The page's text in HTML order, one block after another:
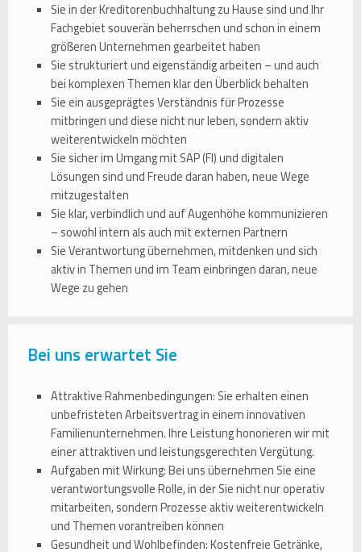
Sie in der Kreditorenbuchhaltung zu Hause sind und Ihr
Fachgebiet souverän beherrschen und schon in einem
größeren Unternehmen gearbeitet haben
Sie strukturiert und eigenständig arbeiten – und auch
bei komplexen Themen klar den Überblick behalten
Sie ein ausgeprägtes Verständnis für Prozesse
mitbringen und diese nicht nur leben, sondern aktiv
weiterentwickeln möchten
Sie sicher im Umgang mit SAP (FI) und digitalen
Lösungen sind und Freude daran haben, neue Wege
mitzugestalten
Sie klar, verbindlich und auf Augenhöhe kommunizieren
– sowohl intern als auch mit externen Partnern
Sie Verantwortung übernehmen, mitdenken und sich
aktiv in Themen und im Team einbringen daran, neue
Wege zu gehen
Bei uns erwartet Sie
Attraktive Rahmenbedingungen: Sie erhalten einen
unbefristeten Arbeitsvertrag in einem innovativen
Familienunternehmen. Ihre Leistung honorieren wir mit
einer attraktiven und leistungsgerechten Vergütung.
Aufgaben mit Wirkung: Bei uns übernehmen Sie eine
verantwortungsvolle Rolle, in der Sie nicht nur operativ
mitarbeiten, sondern Prozesse aktiv weiterentwickeln
und Themen vorantreiben können
Gesundheit und Wohlbefinden: Kostenfreie Getränke,